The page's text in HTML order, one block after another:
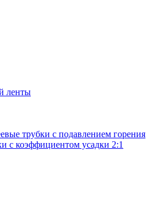
ленты
трубки с подавлением горения
с коэффициентом усадки 2:1